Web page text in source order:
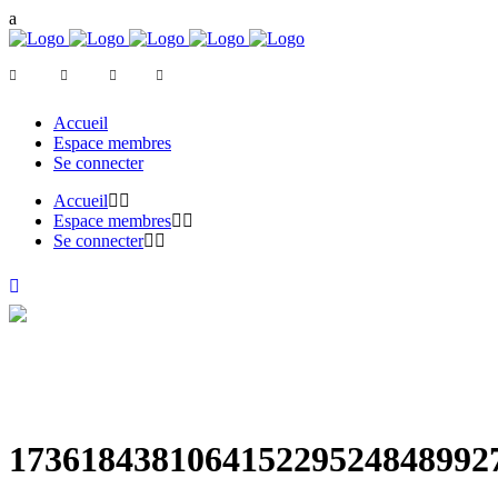
Accueil
Espace membres
Se connecter
Accueil
Espace membres
Se connecter